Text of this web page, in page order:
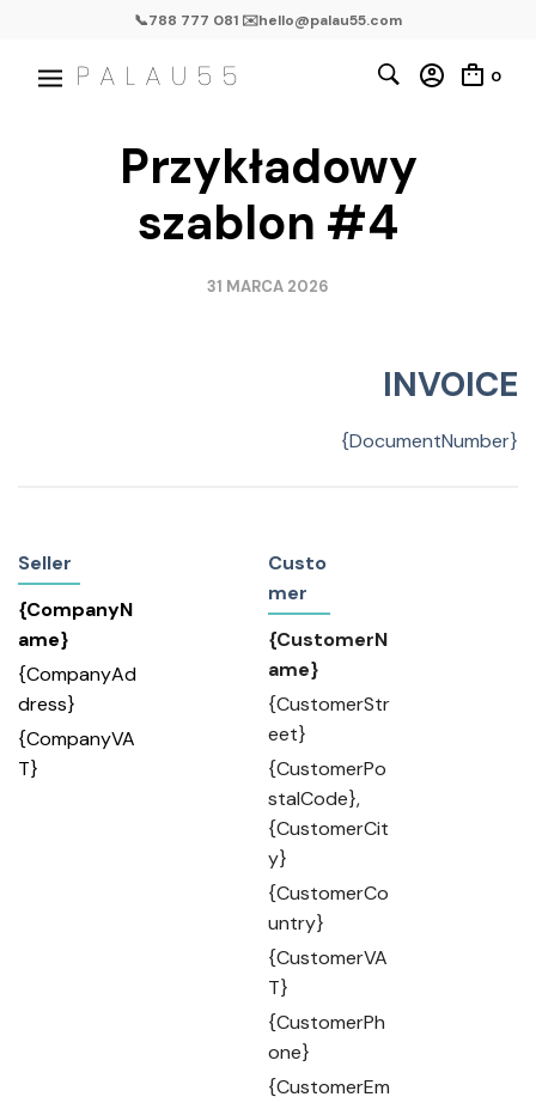
📞788 777 081 ✉️hello@palau55.com
0
Przykładowy
szablon #4
31 MARCA 2026
INVOICE
{DocumentNumber}
Seller
{CompanyN
ame}
{CompanyAd
dress}
{CompanyVA
T}
Custo
mer
{CustomerN
ame}
{CustomerStr
eet}
{CustomerPo
stalCode},
{CustomerCit
y}
{CustomerCo
untry}
{CustomerVA
T}
{CustomerPh
one}
{CustomerEm